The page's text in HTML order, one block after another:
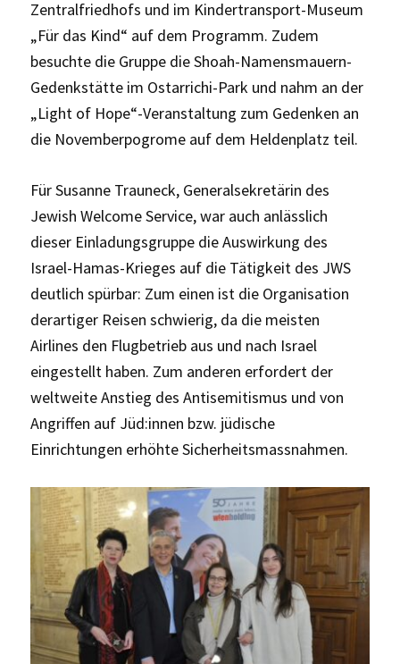
Zentralfriedhofs und im Kindertransport-Museum
„Für das Kind“ auf dem Programm. Zudem
besuchte die Gruppe die Shoah-Namensmauern-
Gedenkstätte im Ostarrichi-Park und nahm an der
„Light of Hope“-Veranstaltung zum Gedenken an
die Novemberpogrome auf dem Heldenplatz teil.
Für Susanne Trauneck, Generalsekretärin des
Jewish Welcome Service, war auch anlässlich
dieser Einladungsgruppe die Auswirkung des
Israel-Hamas-Krieges auf die Tätigkeit des JWS
deutlich spürbar: Zum einen ist die Organisation
derartiger Reisen schwierig, da die meisten
Airlines den Flugbetrieb aus und nach Israel
eingestellt haben. Zum anderen erfordert der
weltweite Anstieg des Antisemitismus und von
Angriffen auf Jüd:innen bzw. jüdische
Einrichtungen erhöhte Sicherheitsmassnahmen.